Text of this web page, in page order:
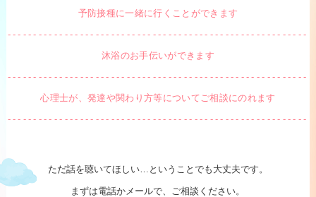
予防接種に一緒に行くことができます
沐浴のお手伝いができます
心理士が、発達や関わり方等についてご相談にのれます
ただ話を聴いてほしい…ということでも大丈夫です。
まずは電話かメールで、ご相談ください。